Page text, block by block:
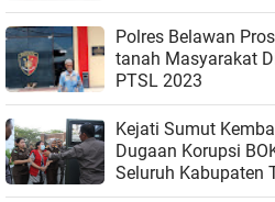
Polres Belawan
tanah Masyarakat
PTSL 2023
Kejati Sumut
Dugaan Korupsi
Seluruh Kabupaten